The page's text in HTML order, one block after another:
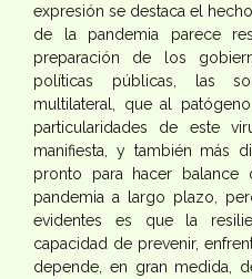
expresión se destaca el
de la pandemia parece
preparación de los
políticas públicas, las
multilateral, que al
particularidades de este
manifiesta, y también más
pronto para hacer balance
pandemia a largo plazo,
evidentes es que la
capacidad de prevenir,
depende, en gran medida,